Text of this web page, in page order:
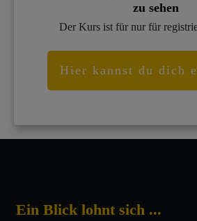
zu sehen
Der Kurs ist für nur für
Hier kannst du dich
Ein Blick lohnt sich ...